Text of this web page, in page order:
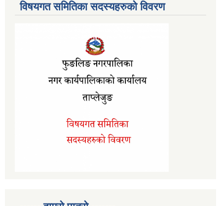
विषयगत समितिका सदस्यहरुको विवरण